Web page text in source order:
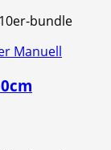
Manuell